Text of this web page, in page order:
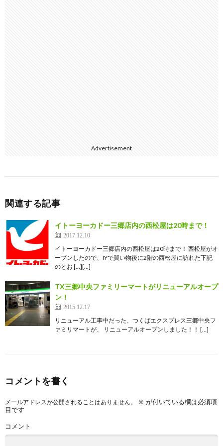
Advertisement
関連する記事
イトーヨーカドー三郷店内の西松屋は20時まで！
2017.12.10
イトーヨーカドー三郷店内の西松屋は20時まで！ 西松屋がオ
ープンしたので、IYで買い物後に2階の西松屋に訪れた下記
のとお […][…]
TX三郷中央ファミリーマートがリニューアルオープ
ン！
2015.12.17
リニューアル工事中だった、つくばエクスプレス三郷中央フ
ァミリマートが、 リニューアルオープンしました！！ […]
コメントを書く
メールアドレスが公開されることはありません。 ※ が付いている欄は必須項
目です
コメント